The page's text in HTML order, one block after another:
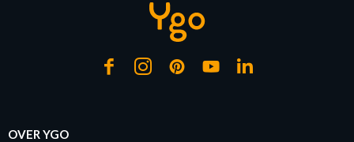
OVER YGO